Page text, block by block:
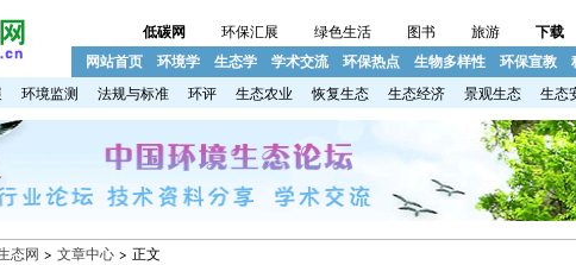
低碳网 环保汇展 绿色生活 图书 旅游 下载
网站首页 环境学 生态学 学术交流 环保热点 生物多样性 环保宣教
环境监测 法规与标准 环评 生态农业 恢复生态 生态经济 景观生态 生态
态网 > 文章中心 > 正文